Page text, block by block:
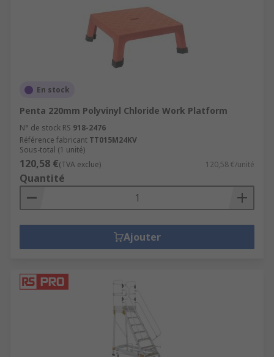
En stock
Penta 220mm Polyvinyl Chloride Work Platform
N° de stock RS 918-2476
Référence fabricant TT015M24KV
Sous-total (1 unité)
120,58 €(TVA exclue) 120,58 €/unité
Quantité
Ajouter